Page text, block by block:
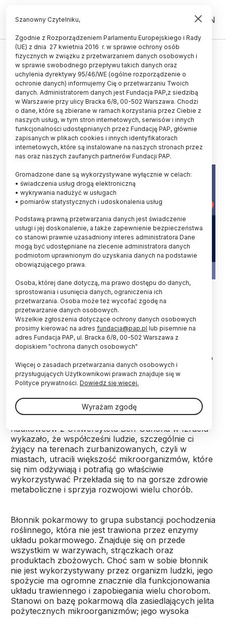
PL EN
ŚWIAT
Mieszkańcy miast tracą
pożyteczne mikroorganizmy
jelitowe
KATARZYNA CZECHOWICZ
06.04.2024
aktualizacja: 08.04.2024
4 minuty czytania
Fot. Adobe Stock
Mikrobiota jelitowa ludzi żyjących na terenach
zurbanizowanych coraz bardziej ubożeje. Utrata
kluczowych gatunków mikroorganizmów
przyczynia się zaś do coraz częstszego
występowania zaburzeń zdrowia metabolicznego
wśród mieszkańców miast - informuje czasopismo
„Science”.
Spożywanie błonnika pokarmowego jest ważnym
elementem dbania o zdrowie i prawidłowe
naukowców z Uniwersytetu Ben-Guriona w Izraelu
wykazało, że współcześni ludzie, szczególnie ci
żyjący na terenach zurbanizowanych, czyli w
miastach, utracili większość mikroorganizmów, które
się nim odżywiają i potrafią go właściwie
wykorzystywać Przekłada się to na gorsze zdrowie
metaboliczne i sprzyja rozwojowi wielu chorób.
Błonnik pokarmowy to grupa substancji pochodzenia
roślinnego, która nie jest trawiona przez enzymy
układu pokarmowego. Znajduje się on przede
wszystkim w warzywach, strączkach oraz
produktach zbożowych. Choć sam w sobie błonnik
nie jest wykorzystywany przez organizm ludzki, jego
spożycie ma ogromne znacznie dla funkcjonowania
układu trawiennego i zapobiegania wielu chorobom.
Stanowi on bazę pokarmową dla zasiedlających jelita
pożytecznych mikroorganizmów; jego wysoka
Szanowny Czytelniku,
Zgodnie z Rozporządzeniem Parlamentu Europejskiego i Rady
(UE) z dnia 27 kwietnia 2016 r. w sprawie ochrony osób
fizycznych w związku z przetwarzaniem danych osobowych i
w sprawie swobodnego przepływu takich danych oraz
uchylenia dyrektywy 95/46/WE (ogólne rozporządzenie o
ochronie danych) informujemy Cię o przetwarzaniu Twoich
danych. Administratorem danych jest Fundacja PAP,z siedzibą
w Warszawie przy ulicy Bracka 6/8, 00-502 Warszawa. Chodzi
o dane, które są zbierane w ramach korzystania przez Ciebie z
naszych usług, w tym stron internetowych, serwisów i innych
funkcjonalności udostępnianych przez Fundację PAP, głównie
zapisanych w plikach cookies i innych identyfikatorach
internetowych, które są instalowane na naszych stronach przez
nas oraz naszych zaufanych partnerów Fundacji PAP.
Gromadzone dane są wykorzystywane wyłącznie w celach:
• świadczenia usług drogą elektroniczną
• wykrywania nadużyć w usługach
• pomiarów statystycznych i udoskonalenia usług
Podstawą prawną przetwarzania danych jest świadczenie
usługi i jej doskonalenie, a także zapewnienie bezpieczeństwa
co stanowi prawnie uzasadniony interes administratora Dane
mogą być udostępniane na zlecenie administratora danych
podmiotom uprawnionym do uzyskania danych na podstawie
obowiązującego prawa.
Osoba, której dane dotyczą, ma prawo dostępu do danych,
sprostowania i usunięcia danych, ograniczenia ich
przetwarzania. Osoba może też wycofać zgodę na
przetwarzanie danych osobowych.
Wszelkie zgłoszenia dotyczące ochrony danych osobowych
prosimy kierować na adres fundacja@pap.pl lub pisemnie na
adres Fundacja PAP, ul. Bracka 6/8, 00-502 Warszawa z
dopiskiem "ochrona danych osobowych"
Więcej o zasadach przetwarzania danych osobowych i
przysługujących Użytkownikowi prawach znajduje się w
Polityce prywatności. Dowiedz się więcej.
Wyrażam zgodę